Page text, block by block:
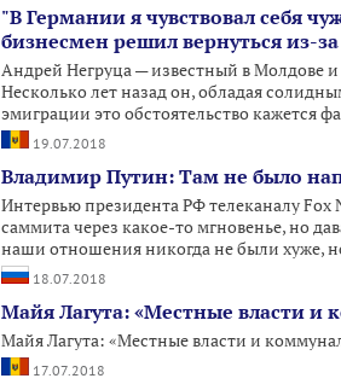
"В Германии я чувствовал себя
бизнесмен решил вернуться из-
Андрей Негруца — известный в Молдове
Несколько лет назад он, обладая
эмиграции это обстоятельство кажется
19.07.2018
Владимир Путин: Там не было
Интервью президента РФ телеканалу
саммита через какое-то мгновенье, но
наши отношения никогда не были хуже,
18.07.2018
Майя Лагута: «Местные власти и
Майя Лагута: «Местные власти и
17.07.2018